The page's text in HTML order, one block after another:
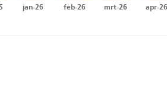
jan-26 feb-26 mrt-26 apr-26